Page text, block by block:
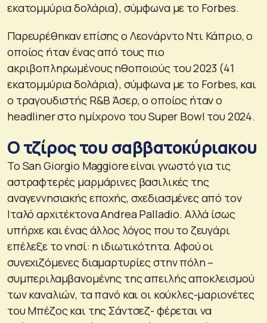
εκατομμύρια δολάρια), σύμφωνα με το Forbes.
Παρευρέθηκαν επίσης ο Λεονάρντο Ντι Κάπριο, ο
οποίος ήταν ένας από τους πιο
ακριβοπληρωμένους ηθοποιούς του 2023 (41
εκατομμύρια δολάρια), σύμφωνα με το Forbes, και
ο τραγουδιστής R&B Άσερ, ο οποίος ήταν ο
headliner στο ημίχρονο του Super Bowl του 2024.
Ο τζίρος του σαββατοκύριακου
Το San Giorgio Maggiore είναι γνωστό για τις
αστραφτερές μαρμάρινες βασιλικές της
αναγεννησιακής εποχής, σχεδιασμένες από τον
Ιταλό αρχιτέκτονα Andrea Palladio. Αλλά ίσως
υπήρχε και ένας άλλος λόγος που το ζευγάρι
επέλεξε το νησί: η ιδιωτικότητα. Αφού οι
συνεχιζόμενες διαμαρτυρίες στην πόλη –
συμπεριλαμβανομένης της απειλής αποκλεισμού
των καναλιών, τα πανό και οι κούκλες-μαριονέτες
του Μπέζος και της Σάντσεζ- φέρεται να